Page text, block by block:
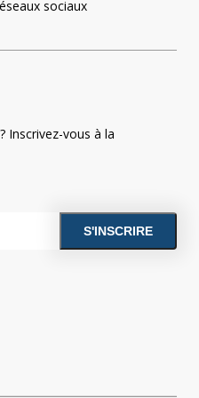
quelques
sociaux
Inscrivez-vous à la